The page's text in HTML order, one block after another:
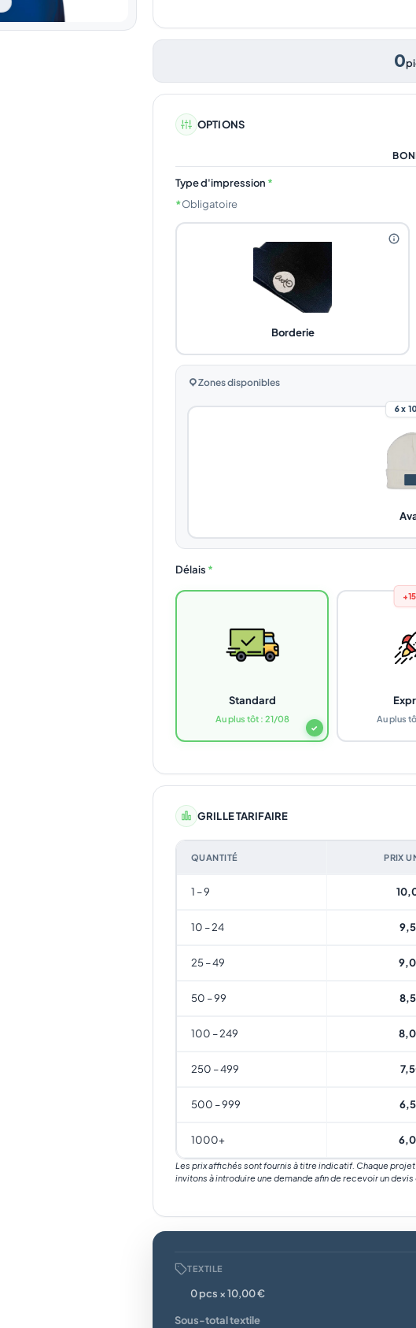
0
OPTIONS
Type d'impression *
*Obligatoire
Borderie
Zones disponibles
6 x
Délais *
✓
Standard
Au plus tôt : 21/08 Au plus
GRILLE TARIFAIRE
QUANTITÉ PRIX
1 – 9
10 – 24
25 – 49
50 – 99
100 – 249
250 – 499
500 – 999
1000+
Les prix affichés sont fournis à titre indicatif. Chaque
invitons à introduire une demande afin de recevoir un
TEXTILE
0 pcs × 10,00 €
Sous-total textile